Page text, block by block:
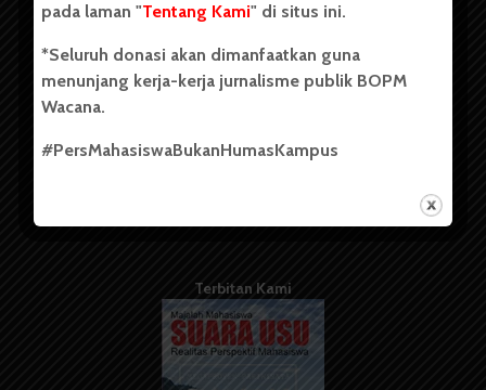
Kontribusi
Info Iklan
Pedoman Media Siber
Kode Etik Jurnalistik
Terbitan Kami
pada laman "Tentang Kami" di situs ini.
*Seluruh donasi akan dimanfaatkan guna
menunjang kerja-kerja jurnalisme publik BOPM
Wacana.
#PersMahasiswaBukanHumasKampus